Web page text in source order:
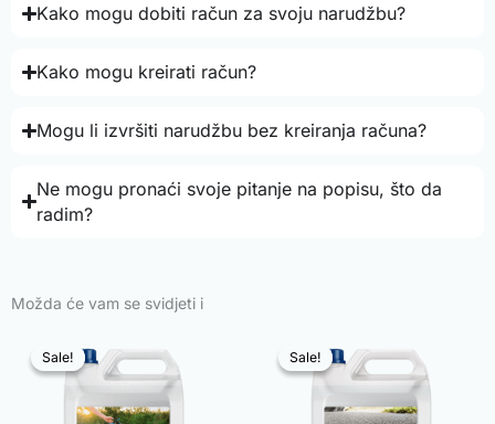
Kako mogu dobiti račun za svoju narudžbu?
Kako mogu kreirati račun?
Mogu li izvršiti narudžbu bez kreiranja računa?
Ne mogu pronaći svoje pitanje na popisu, što da
radim?
Možda će vam se svidjeti i
Sale!
Sale! Sale!
Sale!